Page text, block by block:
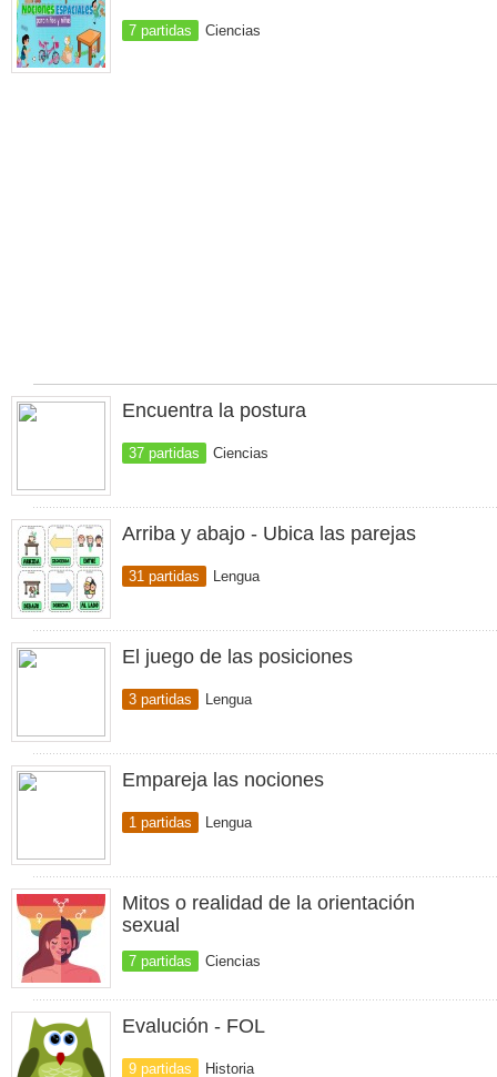
7 partidas Ciencias
Encuentra la postura
37 partidas Ciencias
Arriba y abajo - Ubica las parejas
31 partidas Lengua
El juego de las posiciones
3 partidas Lengua
Empareja las nociones
1 partidas Lengua
Mitos o realidad de la orientación
sexual
7 partidas Ciencias
Evalución - FOL
9 partidas Historia